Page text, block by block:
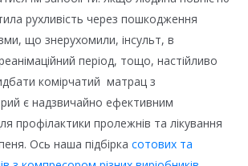
рухливість через пошкодження
що знерухомили, інсульт, в
період, тощо, настійливо
комірчатий матрац з
є надзвичайно ефективним
профілактики пролежнів та лікування
Ось наша підбірка сотових та